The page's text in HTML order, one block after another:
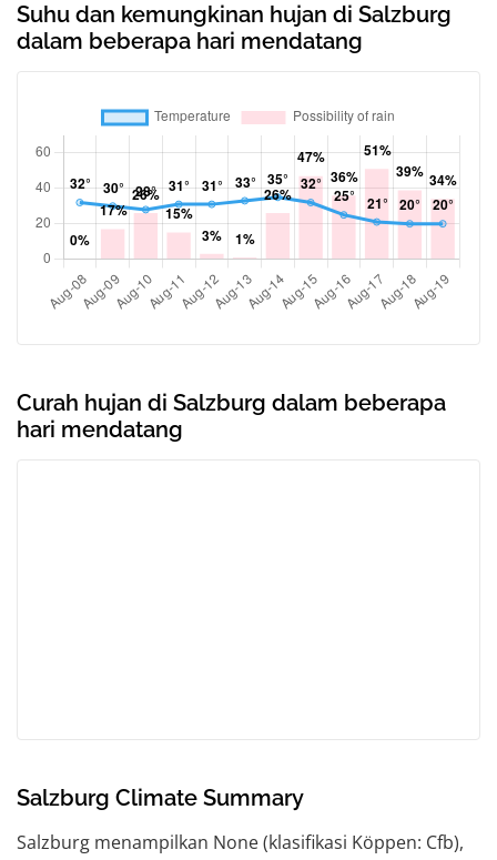
Suhu dan kemungkinan hujan di Salzburg
dalam beberapa hari mendatang
Curah hujan di Salzburg dalam beberapa
hari mendatang
Salzburg Climate Summary
Salzburg menampilkan None (klasifikasi Köppen: Cfb),